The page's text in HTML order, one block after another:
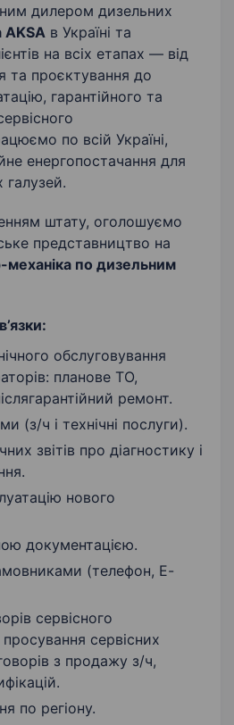
дилером дизельних
AKSA в Україні та
на всіх етапах — від
та проєктування до
гарантійного та
по всій Україні,
енергопостачання для
галузей.
штату, оголошуємо
представництво на
механіка по дизельним
обслуговування
планове ТО,
ремонт.
(з/ч і технічні послуги).
звітів про діагностику і
нового
документацією.
(телефон, E-
сервісного
сервісних
з продажу з/ч,
по регіону.